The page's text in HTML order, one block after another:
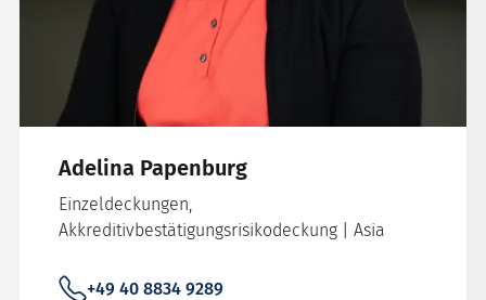
Adelina Papenburg
Einzeldeckungen,
Akkreditivbestätigungsrisikodeckung | Asia
+49 40 8834 9289